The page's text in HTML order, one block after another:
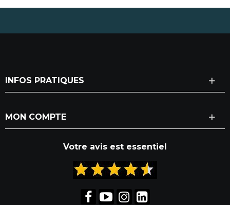
INFOS PRATIQUES
MON COMPTE
Votre avis est essentiel